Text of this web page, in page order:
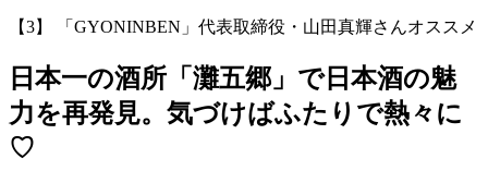
【3】 「GYONINBEN」代表取締役・山田真輝さんオススメ
日本一の酒所「灘五郷」で日本酒の魅
力を再発見。気づけばふたりで熱々に
♡